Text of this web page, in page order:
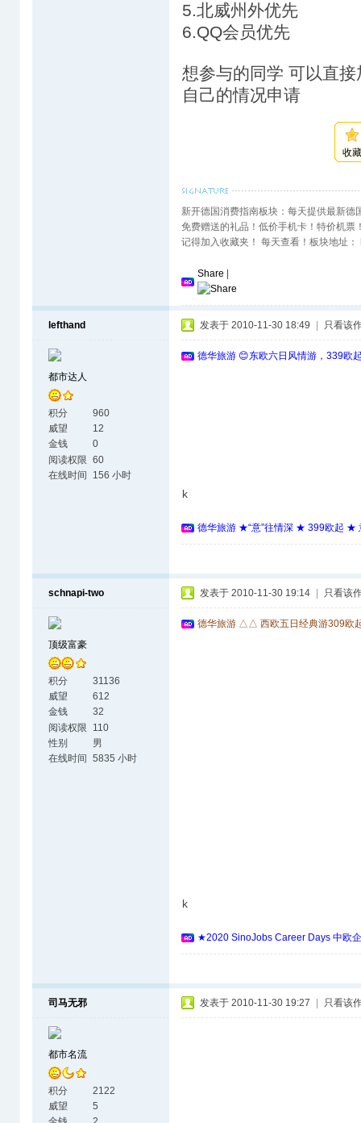
5.北威州外优先
6.QQ会员优先
想参与的同学 可以直
自己的情况申请
收
新开德国消费指南板块：每天提供最新德
免费赠送的礼品！低价手机卡！特价机票
记得加入收藏夹！ 每天查看！板块地址
Share
lefthand
都市达人
积分
960
威望
12
金钱
0
阅读权限 60
在线时间
156 小时
发表于 2010-11-30 18:49 只看该
德华旅游 😊东欧六日风情游，339欧
k
德华旅游 ★“意”往情深 ★ 399欧起 ★
schnapi-two
顶级富豪
积分
31136
威望
612
金钱
32
阅读权限
110
性别
男
在线时间
5835 小时
发表于 2010-11-30 19:14 只看该
德华旅游 △△ 西欧五日经典游309欧
k
★2020 SinoJobs Career Days 中欧
司马无邪
都市名流
积分
2122
威望
5
发表于 2010-11-30 19:27 只看该